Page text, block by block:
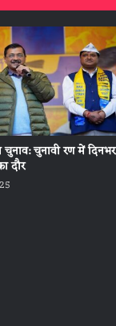
चुनाव: चुनावी रण में दिनभर
दौर